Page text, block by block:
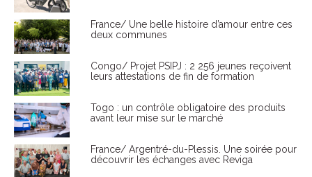
France/ Une belle histoire d’amour entre ces
deux communes
Congo/ Projet PSIPJ : 2 256 jeunes reçoivent
leurs attestations de fin de formation
Togo : un contrôle obligatoire des produits
avant leur mise sur le marché
France/ Argentré-du-Plessis. Une soirée pour
découvrir les échanges avec Reviga